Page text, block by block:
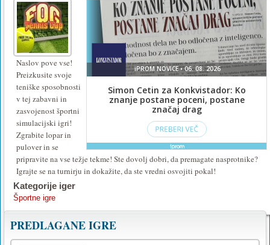
Naslov pove vse!
Preizkusite svoje
teniške sposobnosti
v tej zabavni in
zasvojenost športni
simulacijski igri!
Zgrabite lopar in
pulover in se
pripravite na vse težje tekme! Ste dovolj dobri, da premagate nasprotnike?
Igrajte se na turnirju in dokažite, da ste vredni osvojiti pokal!
Kategorije iger
Športne igre
PREDLAGANE IGRE